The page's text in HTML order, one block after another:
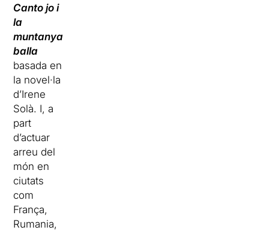
Canto jo i
la
muntanya
balla
basada en
la novel·la
d’Irene
Solà. I, a
part
d’actuar
arreu del
món en
ciutats
com
França,
Rumania,